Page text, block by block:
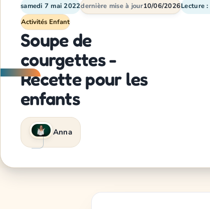
samedi 7 mai 2022dernière mise à jour10/06/2026Lecture
Activités Enfant
Soupe de
courgettes -
Recette pour les
enfants
Anna